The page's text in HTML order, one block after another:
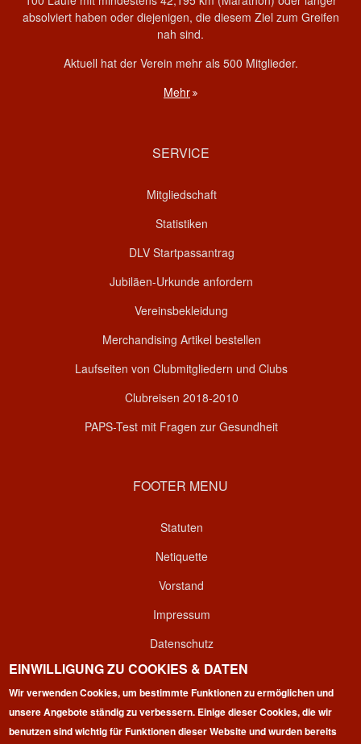
absolviert haben oder diejenigen, die diesem Ziel zum Greifen
nah sind.
Aktuell hat der Verein mehr als 500 Mitglieder.
Mehr
SERVICE
Mitgliedschaft
Statistiken
DLV Startpassantrag
Jubiläen-Urkunde anfordern
Vereinsbekleidung
Merchandising Artikel bestellen
Laufseiten von Clubmitgliedern und Clubs
Clubreisen 2018-2010
PAPS-Test mit Fragen zur Gesundheit
FOOTER MENU
Statuten
Netiquette
Vorstand
Impressum
Datenschutz
Kontakt
Login
EINWILLIGUNG ZU COOKIES & DATEN
Wir verwenden Cookies, um bestimmte Funktionen zu ermöglichen und
unsere Angebote ständig zu verbessern. Einige dieser Cookies, die wir
benutzen sind wichtig für Funktionen dieser Website und wurden bereits